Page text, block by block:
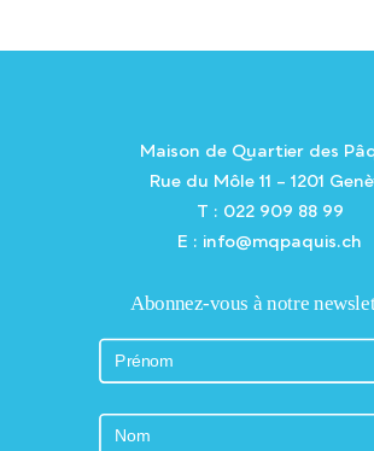
Maison de Quartier des
Rue du Môle 11 – 1201
T : 022 909 88 99
E : info@mqpaquis.ch
Abonnez-vous à notre